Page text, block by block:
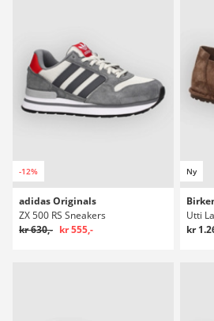
-12%
adidas Originals
ZX 500 RS Sneakers
kr 630,- kr 555,-
Ny
Utti
kr